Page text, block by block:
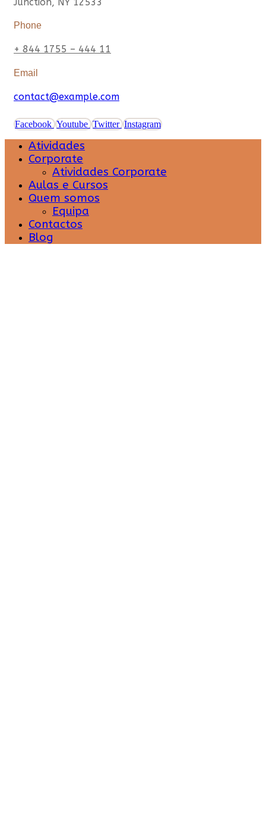
Phone
+ 844 1755 – 444 11
Email
contact@example.com
Facebook Youtube Twitter Instagram
Atividades
Corporate
Atividades Corporate
Aulas e Cursos
Quem somos
Equipa
Contactos
Blog